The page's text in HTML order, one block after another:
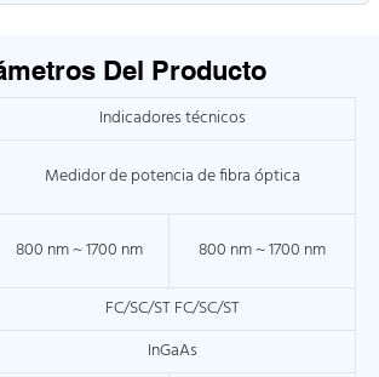
Del Producto
Indicadores técnicos
Medidor de potencia de fibra óptica
800 nm ~ 1700 nm 800 nm ~ 1700 nm
FC/SC/ST FC/SC/ST
InGaAs